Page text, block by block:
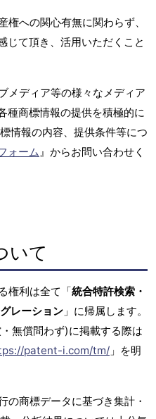
への関心有無に関わらず、
じて頂き、活用いただくこと
メディア等の様々なメディア
種商標情報の提供を積極的に
情報の内容、提供条件等につ
ォーム』からお問い合わせく
いて
権利は全て「統合特許検索・
レーション 」に帰属します。
無償問わず)に掲載する際は
patent-i.com/tm/ 」を明
の商標データに基づき集計・